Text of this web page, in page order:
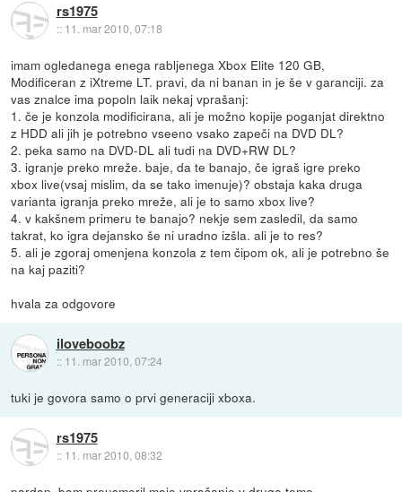
rs1975
:: 11. mar 2010, 07:18
imam ogledanega enega rabljenega Xbox Elite 120 GB,
Modificeran z iXtreme LT. pravi, da ni banan in je še v garanciji. za
vas znalce ima popoln laik nekaj vprašanj:
1. če je konzola modificirana, ali je možno kopije poganjat direktno
z HDD ali jih je potrebno vseeno vsako zapeči na DVD DL?
2. peka samo na DVD-DL ali tudi na DVD+RW DL?
3. igranje preko mreže. baje, da te banajo, če igraš igre preko
xbox live(vsaj mislim, da se tako imenuje)? obstaja kaka druga
varianta igranja preko mreže, ali je to samo xbox live?
4. v kakšnem primeru te banajo? nekje sem zasledil, da samo
takrat, ko igra dejansko še ni uradno izšla. ali je to res?
5. ali je zgoraj omenjena konzola z tem čipom ok, ali je potrebno še
na kaj paziti?
hvala za odgovore
iloveboobz
:: 11. mar 2010, 07:24
tuki je govora samo o prvi generaciji xboxa.
rs1975
:: 11. mar 2010, 08:32